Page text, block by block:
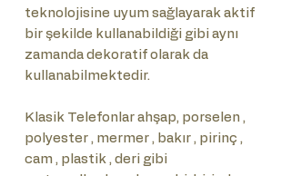
teknolojisine uyum sağlayarak aktif
bir şekilde kullanabildiği gibi aynı
zamanda dekoratif olarak da
kullanabilmektedir.
Klasik Telefonlar ahşap, porselen ,
polyester , mermer , bakır , pirinç ,
cam , plastik , deri gibi